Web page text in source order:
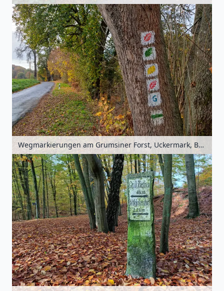
Wegmarkierungen am Grumsiner Forst, Uckermark, Brandenburg, Deutschland